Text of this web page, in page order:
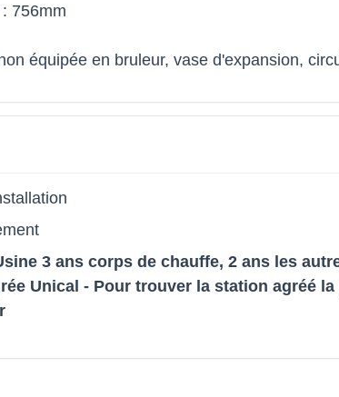
756mm
équipée en bruleur, vase d'expansion,
3 ans corps de chauffe, 2 ans les
Unical - Pour trouver la station agréé